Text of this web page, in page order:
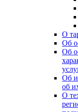
О
Об
Об
Об
об
О